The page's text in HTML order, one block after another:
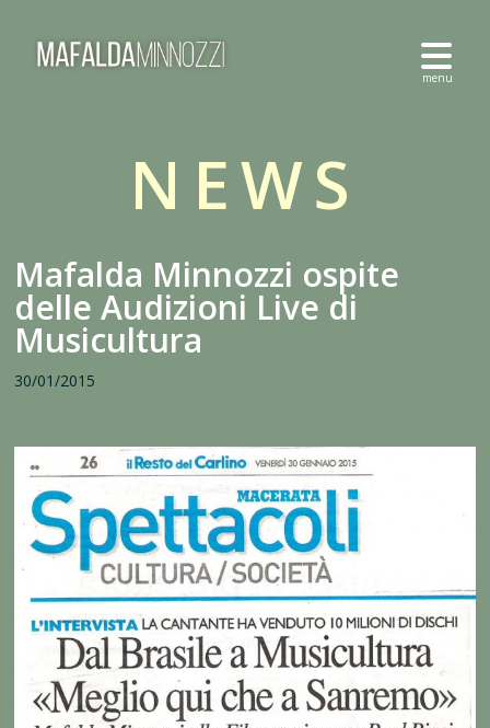
NEWS
Mafalda Minnozzi ospite
delle Audizioni Live di
Musicultura
30/01/2015